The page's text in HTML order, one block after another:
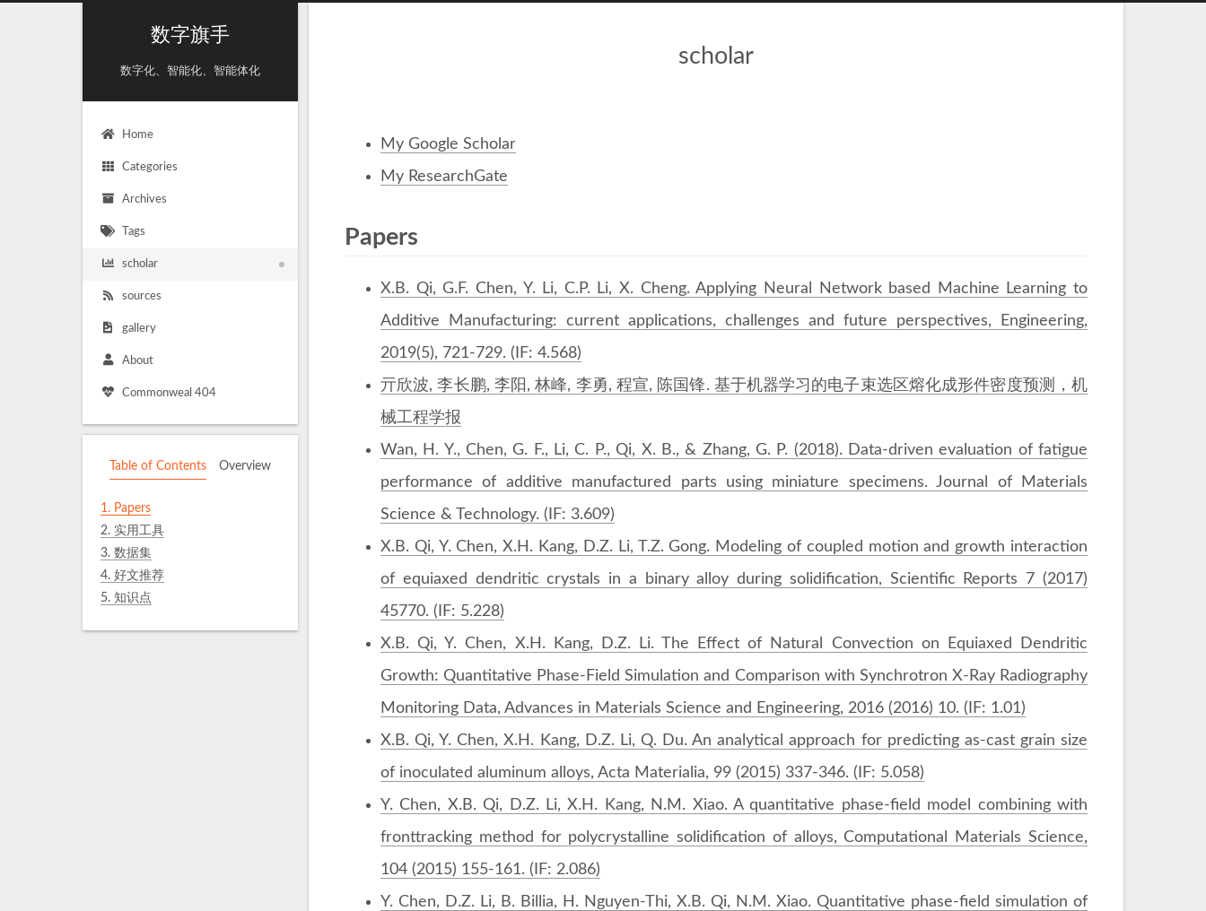
数字旗手
数字化、智能化、智能体化
Home
Categories
Archives
Tags
scholar
sources
gallery
About
Commonweal 404
scholar
My Google Scholar
My ResearchGate
Papers
X.B. Qi, G.F. Chen, Y. Li, C.P. Li, X. Cheng. Applying Neural Network based Machine Learning to
Additive Manufacturing: current applications, challenges and future perspectives, Engineering,
2019(5), 721-729. (IF: 4.568)
亓欣波, 李长鹏, 李阳, 林峰, 李勇, 程宣, 陈国锋. 基于机器学习的电子束选区熔化成形件密度预测，机
械工程学报
Wan, H. Y., Chen, G. F., Li, C. P., Qi, X. B., & Zhang, G. P. (2018). Data-driven evaluation of fatigue
performance of additive manufactured parts using miniature specimens. Journal of Materials
Science & Technology. (IF: 3.609)
X.B. Qi, Y. Chen, X.H. Kang, D.Z. Li, T.Z. Gong. Modeling of coupled motion and growth interaction
of equiaxed dendritic crystals in a binary alloy during solidification, Scientific Reports 7 (2017)
45770. (IF: 5.228)
X.B. Qi, Y. Chen, X.H. Kang, D.Z. Li. The Effect of Natural Convection on Equiaxed Dendritic
Growth: Quantitative Phase-Field Simulation and Comparison with Synchrotron X-Ray Radiography
Monitoring Data, Advances in Materials Science and Engineering, 2016 (2016) 10. (IF: 1.01)
X.B. Qi, Y. Chen, X.H. Kang, D.Z. Li, Q. Du. An analytical approach for predicting as-cast grain size
of inoculated aluminum alloys, Acta Materialia, 99 (2015) 337-346. (IF: 5.058)
Y. Chen, X.B. Qi, D.Z. Li, X.H. Kang, N.M. Xiao. A quantitative phase-field model combining with
fronttracking method for polycrystalline solidification of alloys, Computational Materials Science,
104 (2015) 155-161. (IF: 2.086)
Y. Chen, D.Z. Li, B. Billia, H. Nguyen-Thi, X.B. Qi, N.M. Xiao. Quantitative phase-field simulation of
Table of Contents Overview
1. Papers
2. 实用工具
3. 数据集
4. 好文推荐
5. 知识点